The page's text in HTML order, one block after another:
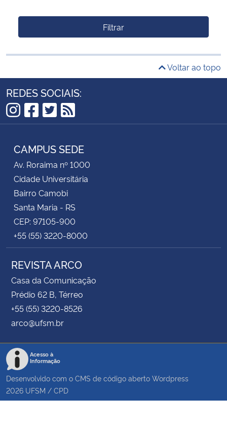
Filtrar
Voltar ao topo
REDES SOCIAIS:
Instagram
Facebook
Twitter
RSS
CAMPUS SEDE
Av. Roraima nº 1000
Cidade Universitária
Bairro Camobi
Santa Maria - RS
CEP: 97105-900
+55 (55) 3220-8000
REVISTA ARCO
Casa da Comunicação
Prédio 62 B, Térreo
+55 (55) 3220-8526
arco@ufsm.br
Acesso à
Informação
Desenvolvido com o CMS de código aberto Wordpress
2026 UFSM / CPD